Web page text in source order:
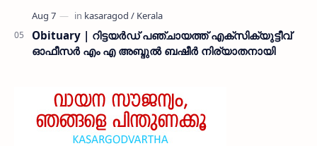
Obituary | റിട്ടയർഡ് പഞ്ചായത്ത് എക്സിക്യുട്ടീവ്
ഓഫീസർ എം എ അബ്ദുൽ ബഷീർ നിര്യാതനായി